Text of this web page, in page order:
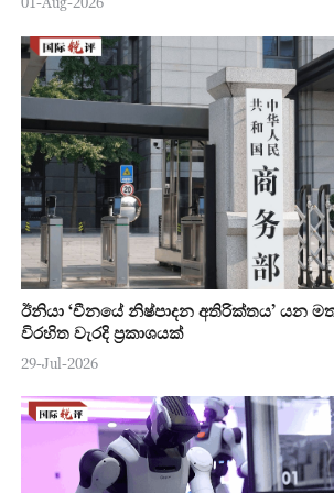
ඊනියා ‘චීනයේ නිෂ්පාදන අතිරික්තය’ යන
විරහිත වැරදි ප්‍රකාශයක්
29-Jul-2026